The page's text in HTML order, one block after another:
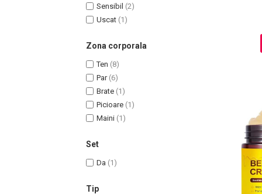
Produse Curatare Ten
Demachiant si Apa Micelara
Sensibil (2)
Uscat (1)
Zona corporala
Ten (8)
Par (6)
Brate (1)
Picioare (1)
Maini (1)
Set
Da (1)
Tip